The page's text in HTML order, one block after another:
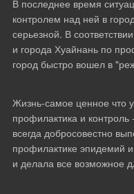
Служба
Медиа-видео
О компании
В последнее время
контролем над ней в
серьезной. В
и города Хуайнань по
город быстро вошел в
Жизнь-самое ценное что
профилактика и контроль
всегда добросовестно
профилактике эпидемий
и делала все возможное